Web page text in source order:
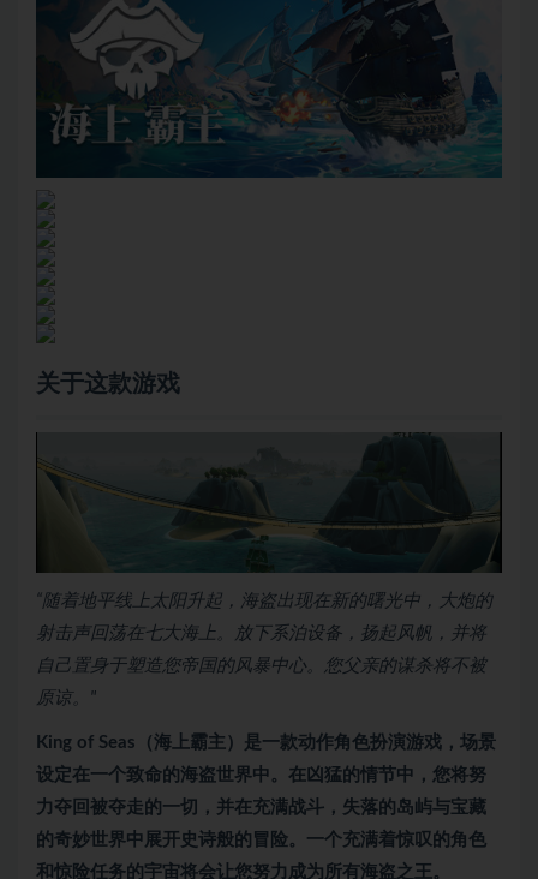
关于这款游戏
“随着地平线上太阳升起，海盗出现在新的曙光中，大炮的
射击声回荡在七大海上。放下系泊设备，扬起风帆，并将
自己置身于塑造您帝国的风暴中心。您父亲的谋杀将不被
原谅。"
King of Seas（海上霸主）是一款动作角色扮演游戏，场景
设定在一个致命的海盗世界中。在凶猛的情节中，您将努
力夺回被夺走的一切，并在充满战斗，失落的岛屿与宝藏
的奇妙世界中展开史诗般的冒险。一个充满着惊叹的角色
和惊险任务的宇宙将会让您努力成为所有海盗之王。